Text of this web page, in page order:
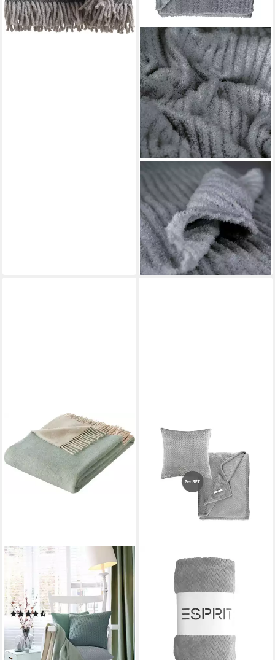
Wohndecke CUDDLE
Wohndecke, 130 x 170 cm in
Grau
59,99 €
lieferbar - in 3-4 Werktagen bei dir
BIEDERLACK
Wohndecke Soft Impression
im Doubleface-Look,
Baumwolle-Kaschmir-Mix
(88)
88,59 € UVP129,00 €
-31%
lieferbar - in 3-4 Werktagen bei dir